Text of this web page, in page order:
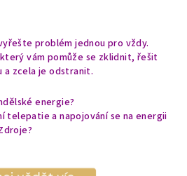
problém jednou pro vždy.
vám pomůže se zklidnit, řešit
a zcela je odstranit.
energie?
telepatie a napojování se na energii